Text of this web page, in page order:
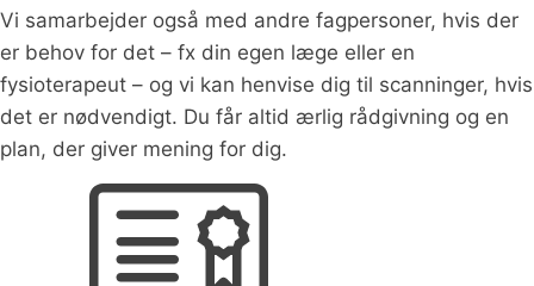
Vi samarbejder også med andre fagpersoner, hvis der
er behov for det – fx din egen læge eller en
fysioterapeut – og vi kan henvise dig til scanninger, hvis
det er nødvendigt. Du får altid ærlig rådgivning og en
plan, der giver mening for dig.